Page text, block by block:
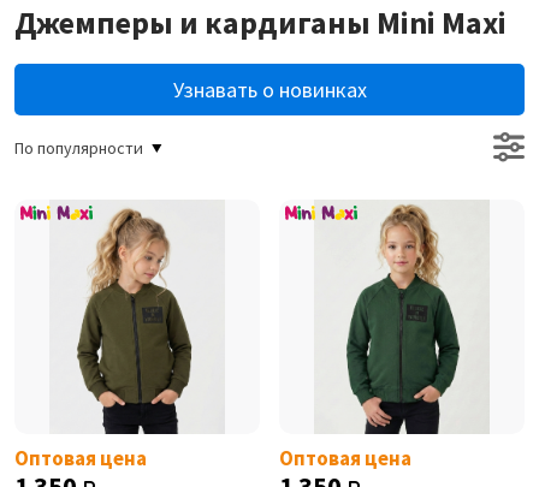
Джемперы и кардиганы Mini Maxi
Узнавать о новинках
По популярности
Оптовая цена Оптовая цена